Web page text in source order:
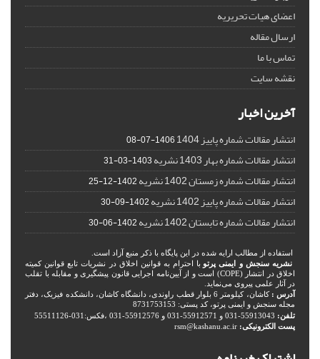
اعضای هیات تحریریه
ارسال مقاله
تماس با ما
نقشه سایت
آخرین اخبار
انتشار مقالات شماره پاییز 1404 1406-07-08
انتشار مقالات شماره بهار 1403 نشریه 1403-03-31
انتشار مقالات شماره زمستان 1402 نشریه 1402-12-25
انتشار مقالات شماره پاییز 1402 نشریه 1402-09-30
انتشار مقالات شماره تابستان 1402 نشریه 1402-06-30
استفاده از مطالب ارایه شده در این پایگاه با ذکر منبع آزاد است.
نشریه سنجش و ایمنی پرتو با احترام به قوانین اخلاق در نشریات تابع قوانین کمیته
اخلاق در انتشار (COPE) است و از آیین‌نامه اجرایی قانون پیشگیری و مقابله با تقلب
در آثار علمی پیروی می‌نماید.
آدرس :
کاشان، کیلومتر 6 بلوار قطب راوندی، دانشگاه کاشان، دانشکده فیزیک، دفتر
مجله سنجش و ایمنی پرتو، کد پستی: 8731753153
تلفن:
پست الکترونیکی: rsm@kashanu.ac.ir